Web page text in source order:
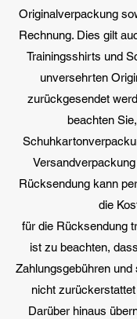
Originalverpackung
Rechnung. Dies gilt
Trainingsshirts und
unversehrten
zurückgesendet
beachten
Rücksendung kann
die
für die Rücksendung
ist zu beachten,
Zahlungsgebühren
nicht
Darüber hinaus